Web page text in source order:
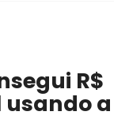
R$
usando a